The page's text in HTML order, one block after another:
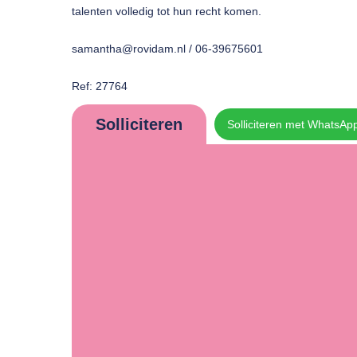
talenten volledig tot hun recht komen.
samantha@rovidam.nl / 06-39675601
Ref: 27764
Solliciteren Solliciteren met